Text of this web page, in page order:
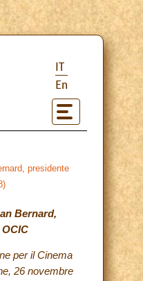
IT
En
presidente
Bernard,
per il Cinema
26 novembre